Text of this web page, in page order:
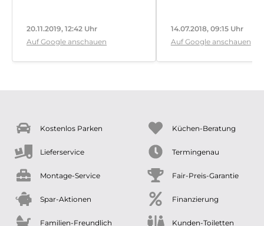
20.11.2019, 12:42 Uhr
Auf Google anschauen
14.07.2018, 09:15 Uhr
Auf Google anschauen
Kostenlos Parken Küchen-Beratung
Lieferservice Termingenau
Montage-Service Fair-Preis-Garantie
Spar-Aktionen Finanzierung
Familien-Freundlich Kunden-Toiletten